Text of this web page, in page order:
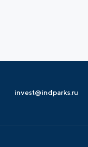
invest@indparks.ru